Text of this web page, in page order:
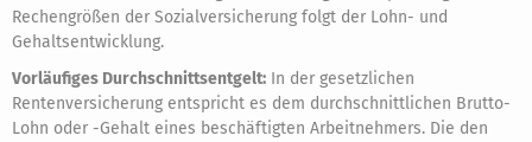
Rechengrößen der Sozialversicherung folgt der Lohn- und
Gehaltsentwicklung.
Vorläufiges Durchschnittsentgelt: In der gesetzlichen
Rentenversicherung entspricht es dem durchschnittlichen Brutto-
Lohn oder -Gehalt eines beschäftigten Arbeitnehmers. Die den